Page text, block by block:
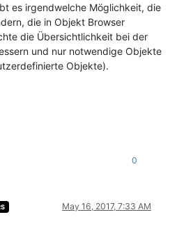
es irgendwelche Möglichkeit, die
die in Objekt Browser
die Übersichtlichkeit bei der
und nur notwendige Objekte
Objekte).
0
May 16, 2017, 7:33 AM